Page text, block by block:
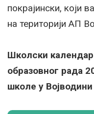
покрајински, који
на територији АП
Школски
образовног рада
школе у